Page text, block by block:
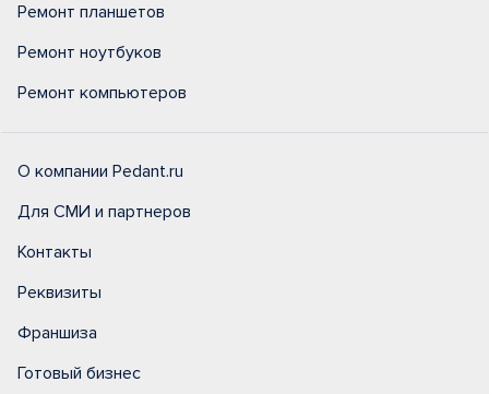
Ремонт планшетов
Ремонт ноутбуков
Ремонт компьютеров
О компании Pedant.ru
Для СМИ и партнеров
Контакты
Реквизиты
Франшиза
Готовый бизнес